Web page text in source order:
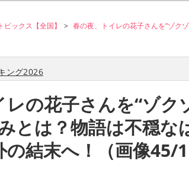
ピックス【全国】
春の夜、トイレの花子さんを“ゾク
ング2026
の花子さんを“ゾク
とは？物語は不穏な
の結末へ！（画像45/